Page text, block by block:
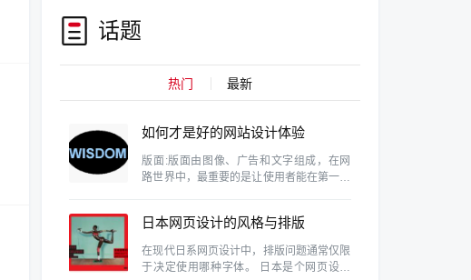
话题
热门 最新
如何才是好的网站设计体验
版面:版面由图像、广告和文字组成，在网
路世界中，最重要的是让使用者能在第一眼
日本网页设计的风格与排版
特色研究
在现代日系网页设计中，排版问题通常仅限
于决定使用哪种字体。 日本是个网页设计